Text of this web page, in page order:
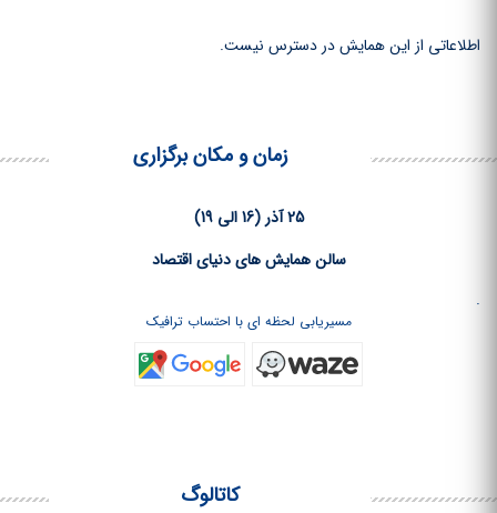
اطلاعاتی از این همایش در دسترس نیست.
زمان و مکان برگزاری
25 آذر (16 الی 19)
سالن همایش های دنیای اقتصاد
.
مسیریابی لحظه ای با احتساب ترافیک
کاتالوگ